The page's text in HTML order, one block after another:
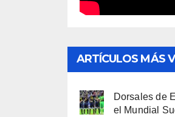
ARTÍCULOS MÁS
Dorsales de
el Mundial